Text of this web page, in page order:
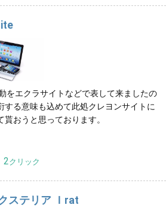
をエクラサイトなどで表して来ましたの
する意味も込めて此処クレヨンサイトに
貰おうと思っております。
2クリック
ステリア Ｉrat